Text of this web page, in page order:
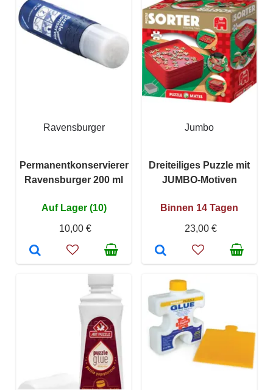
Ravensburger
Permanentkonservierer
Ravensburger 200 ml
Auf Lager (10)
10,00 €
Jumbo
Dreiteiliges Puzzle mit
JUMBO-Motiven
Binnen 14 Tagen
23,00 €